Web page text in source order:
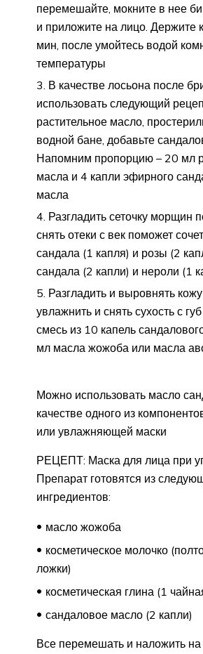
перемешайте, мокните в нее
и приложите на лицо. Держите
мин, после умойтесь водой
температуры
В качестве лосьона после
использовать следующий
растительное масло,
водной бане, добавьте
Напомним пропорцию – 20 мл
масла и 4 капли эфирного
масла
Разгладить сеточку морщин
снять отеки с век поможет
сандала (1 капля) и розы (2
сандала (2 капли) и нероли (1
Разгладить и выровнять
увлажнить и снять сухость с
смесь из 10 капель
мл масла жожоба или масла
Можно использовать масло
качестве одного из
или увлажняющей маски
РЕЦЕПТ: Маска для лица при
Препарат готовятся из
ингредиентов:
масло жожоба
косметическое молочко
ложки)
косметическая глина (1
сандаловое масло (2 капли)
Все перемешать и наложить